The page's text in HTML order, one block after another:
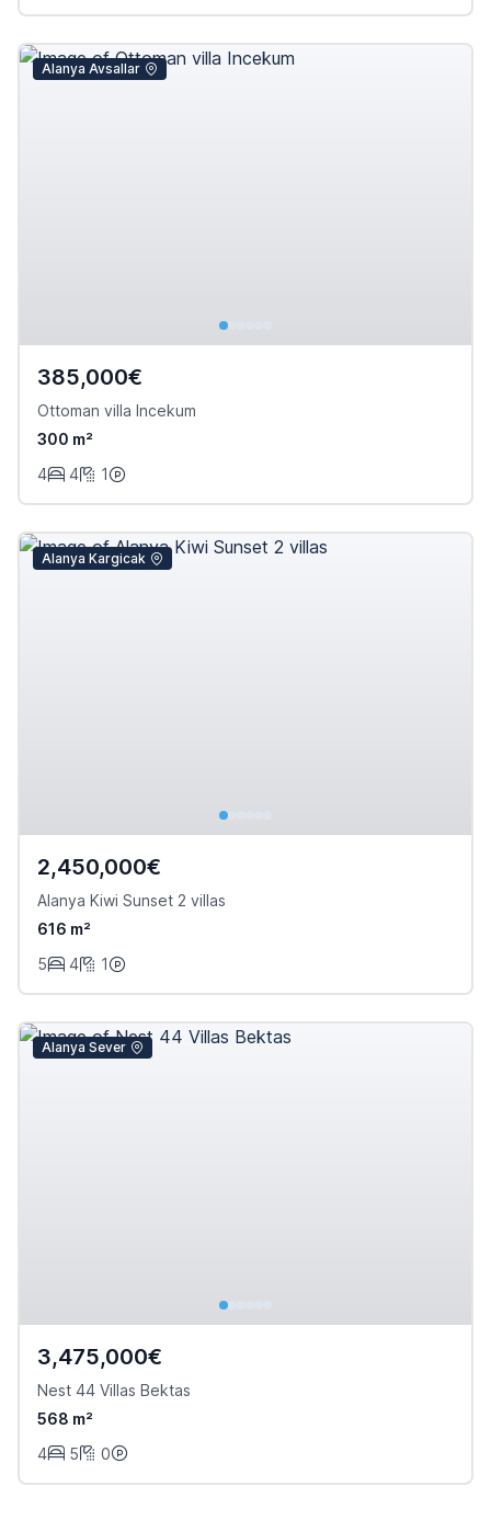
Alanya Avsallar
385,000€
Ottoman villa Incekum
300 m²
4
4 1
Alanya Kargicak
2,450,000€
Alanya Kiwi Sunset 2 villas
616 m²
5
4 1
Alanya Sever
3,475,000€
Nest 44 Villas Bektas
568 m²
4
5 0